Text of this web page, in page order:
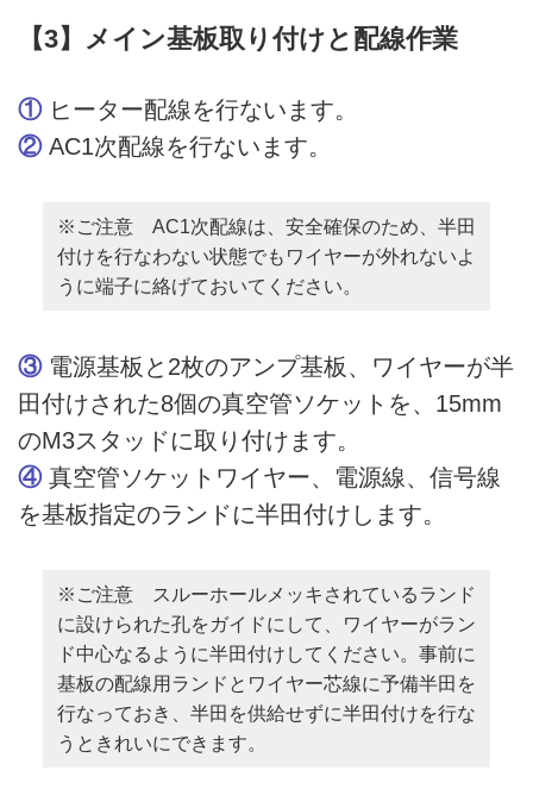
【3】メイン基板取り付けと配線作業
①ヒーター配線を行ないます。
②AC1次配線を行ないます。
※ご注意 AC1次配線は、安全確保のため、半田
付けを行なわない状態でもワイヤーが外れないよ
うに端子に絡げておいてください。
③電源基板と2枚のアンプ基板、ワイヤーが半
田付けされた8個の真空管ソケットを、15mm
のM3スタッドに取り付けます。
④真空管ソケットワイヤー、電源線、信号線
を基板指定のランドに半田付けします。
※ご注意 スルーホールメッキされているランド
に設けられた孔をガイドにして、ワイヤーがラン
ド中心なるように半田付けしてください。事前に
基板の配線用ランドとワイヤー芯線に予備半田を
行なっておき、半田を供給せずに半田付けを行な
うときれいにできます。